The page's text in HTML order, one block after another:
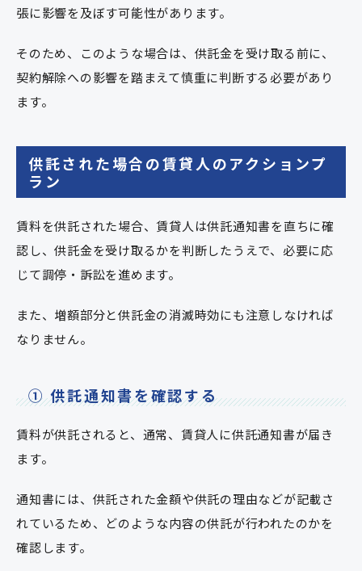
張に影響を及ぼす可能性があります。
そのため、このような場合は、供託金を受け取る前に、
契約解除への影響を踏まえて慎重に判断する必要があり
ます。
供託された場合の賃貸人のアクションプ
ラン
賃料を供託された場合、賃貸人は供託通知書を直ちに確
認し、供託金を受け取るかを判断したうえで、必要に応
じて調停・訴訟を進めます。
また、増額部分と供託金の消滅時効にも注意しなければ
なりません。
① 供託通知書を確認する
賃料が供託されると、通常、賃貸人に供託通知書が届き
ます。
通知書には、供託された金額や供託の理由などが記載さ
れているため、どのような内容の供託が行われたのかを
確認します。